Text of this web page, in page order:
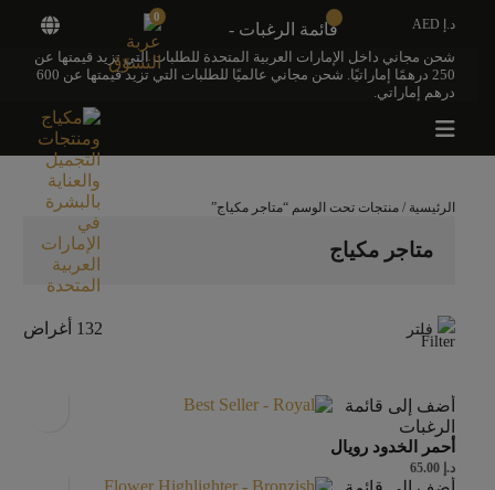
شحن مجاني داخل الإمارات العربية المتحدة للطلبات التي تزيد قيمتها عن
250 درهمًا إماراتيًا. شحن مجاني عالميًا للطلبات التي تزيد قيمتها عن 600
درهم إماراتي.
الرئيسية / منتجات تحت الوسم “متاجر مكياج”
متاجر مكياج
فلتر 132 أغراض
أضف إلى قائمة
الرغبات
أحمر الخدود رويال
د.إ
د.إ AED قائمة الرغبات -
0